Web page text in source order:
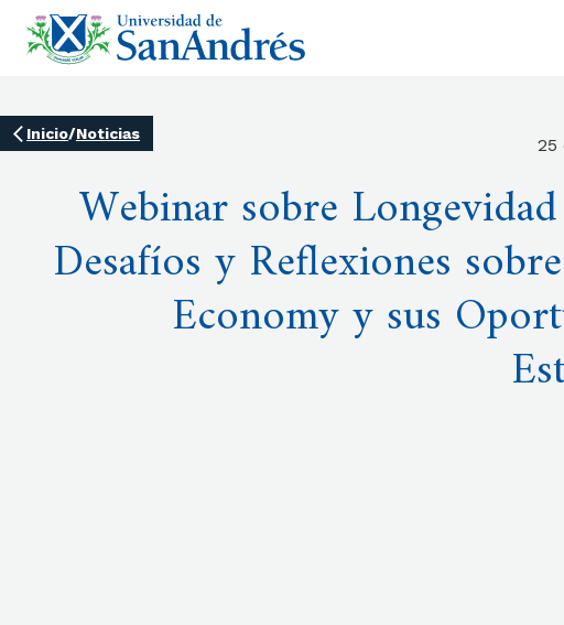
Inicio/Noticias
25
Webinar sobre
Desafíos y Reflexiones
Economy y sus